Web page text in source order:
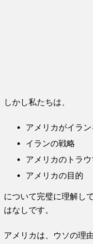
しかし私たちは、
アメリカがイラ
イランの戦略
アメリカのトラウ
アメリカの目的
について完璧に理解し
はなしです。
アメリカは、ウソの理